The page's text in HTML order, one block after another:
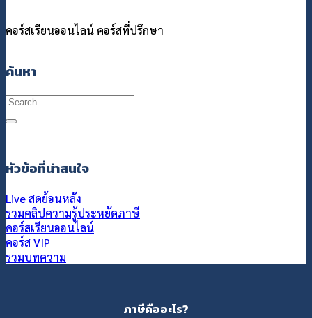
คอร์สเรียนออนไลน์ คอร์สที่ปรึกษา
ค้นหา
Search
หัวข้อที่น่าสนใจ
Live สดย้อนหลัง
รวมคลิปความรู้ประหยัดภาษี
คอร์สเรียนออนไลน์
คอร์ส VIP
รวมบทความ
ภาษีคืออะไร?